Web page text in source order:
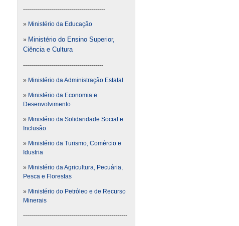
-----------------------------------------
» Ministério da Educação
» Ministério do Ensino Superior,
Ciência e Cultura
----------------------------------------
» Ministério da Administração Estatal
» Ministério da Economia e
Desenvolvimento
» Ministério da Solidaridade Social e
Inclusão
» Ministério da Turismo, Comércio e
Idustria
» Ministério da Agricultura, Pecuária,
Pesca e Florestas
» Ministério do Petróleo e de Recurso
Minerais
----------------------------------------------------